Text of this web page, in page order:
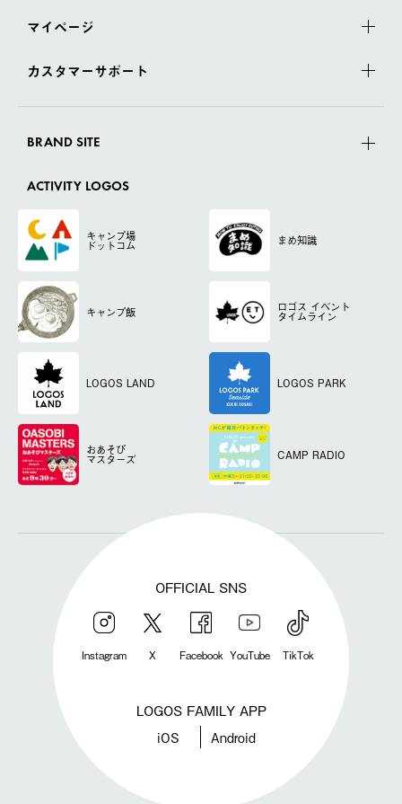
マイページ
カスタマーサポート
BRAND SITE
ACTIVITY LOGOS
キャンプ場
ドットコム まめ知識
キャンプ飯 ロゴス イベント
タイムライン
LOGOS LAND LOGOS PARK
おあそび
マスターズ CAMP RADIO
OFFICIAL SNS
Instagram X Facebook YouTube TikTok
LOGOS FAMILY APP
iOS Android